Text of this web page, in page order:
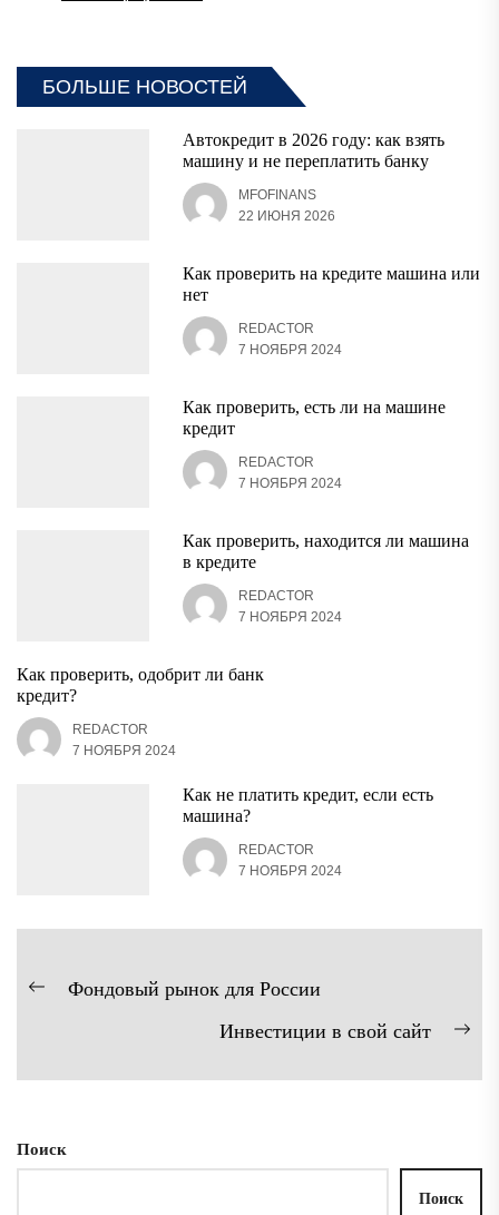
БОЛЬШЕ НОВОСТЕЙ
Автокредит в 2026 году: как взять
машину и не переплатить банку
MFOFINANS
22 ИЮНЯ 2026
Как проверить на кредите машина или
нет
REDACTOR
7 НОЯБРЯ 2024
Как проверить, есть ли на машине
кредит
REDACTOR
7 НОЯБРЯ 2024
Как проверить, находится ли машина
в кредите
REDACTOR
7 НОЯБРЯ 2024
Как проверить, одобрит ли банк
кредит?
REDACTOR
7 НОЯБРЯ 2024
Как не платить кредит, если есть
машина?
REDACTOR
7 НОЯБРЯ 2024
Навигация
Предыдущая
Фондовый рынок для России
Инвестиции в свой сайт
Поиск
Поиск